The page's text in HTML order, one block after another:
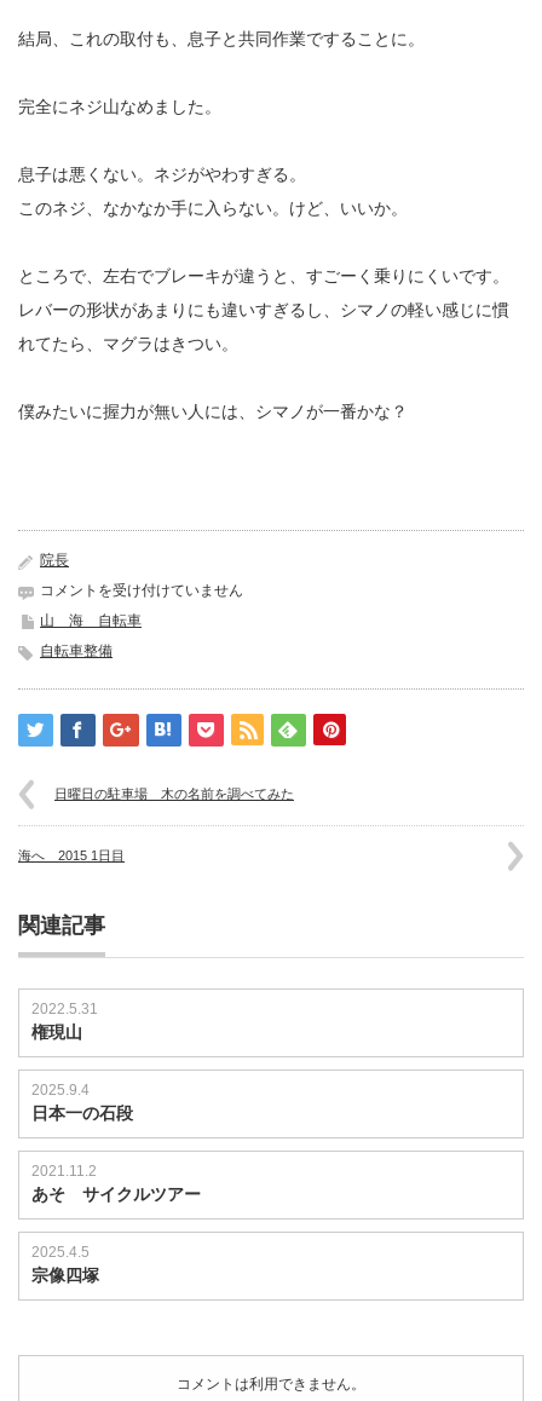
結局、これの取付も、息子と共同作業ですることに。
完全にネジ山なめました。
息子は悪くない。ネジがやわすぎる。
このネジ、なかなか手に入らない。けど、いいか。
ところで、左右でブレーキが違うと、すごーく乗りにくいです。
レバーの形状があまりにも違いすぎるし、シマノの軽い感じに慣
れてたら、マグラはきつい。
僕みたいに握力が無い人には、シマノが一番かな？
院長
息
子
整
し
た
コメントを受け付けていません
山 海 自転車
自転車整備
日曜日の駐車場 木の名前を調べてみた
海へ 2015 1日目
関連記事
2022.5.31
権現山
2025.9.4
日本一の石段
2021.11.2
あそ サイクルツアー
2025.4.5
宗像四塚
コメントは利用できません。